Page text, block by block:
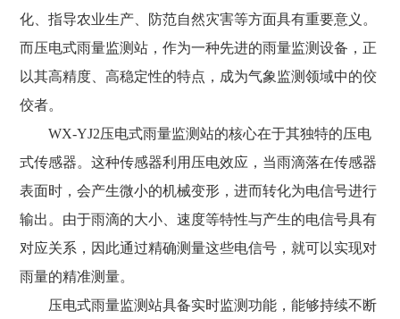
化、指导农业生产、防范自然灾害等方面具有重要意义。
而压电式雨量监测站，作为一种先进的雨量监测设备，正
以其高精度、高稳定性的特点，成为气象监测领域中的佼
佼者。
WX-YJ2压电式雨量监测站的核心在于其独特的压电
式传感器。这种传感器利用压电效应，当雨滴落在传感器
表面时，会产生微小的机械变形，进而转化为电信号进行
输出。由于雨滴的大小、速度等特性与产生的电信号具有
对应关系，因此通过精确测量这些电信号，就可以实现对
雨量的精准测量。
压电式雨量监测站具备实时监测功能，能够持续不断